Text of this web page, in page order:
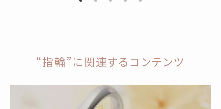
“指輪”に関連するコンテンツ